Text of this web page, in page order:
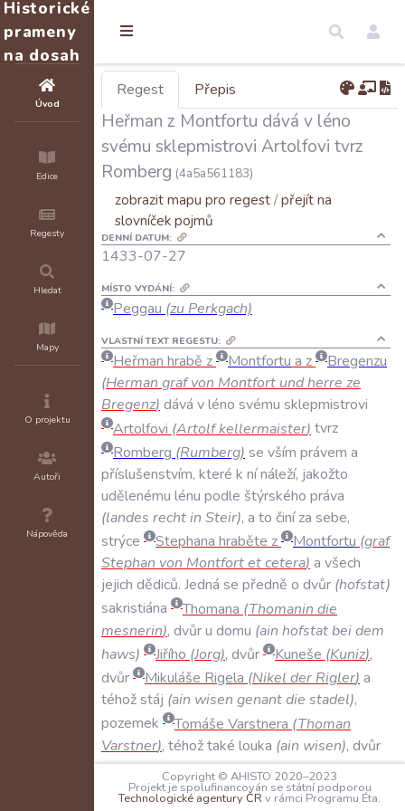
Historické
prameny
na dosah
Úvod
Edice
Regesty
Hledat
Mapy
O projektu
Autoři
Nápověda
Regest Přepis
Heřman z Montfortu dává v léno
svému sklepmistrovi Artolfovi tvrz
Romberg (4a5a561183)
zobrazit mapu pro regest/přejít na
slovníček pojmů
DENNÍ DATUM:
1433-07-27
MÍSTO VYDÁNÍ:
Peggau (zu Perkgach)
VLASTNÍ TEXT REGESTU:
Heřman hrabě z Montfortu a z
Bregenzu
(Herman graf von Montfort undherre ze
Bregenz) dává vléno svému sklepmistrovi
Artolfovi (Artolfkellermaister) tvrz
Romberg (Rumberg) se vším právem a
příslušenstvím, které k nínáleží, jakožto
udělenému lénu podle štýrského práva
(landes rechtin Steir), a to činí za sebe,
strýce
Stephana hraběte z Montfortu (graf
Stephan von Montfortetcetera) a všech
jejich dědiců. Jedná se předně o dvůr (hofstat)
sakristiána
Thomana (Thomanin die
mesnerin), dvůru domu (ain hofstatbeidem
haws) Jiřího (Jorg), dvůr Kuneše (Kuniz),
dvůr
Mikuláše Rigela (Nikel der Rigler) a
téhožstáj (ain wisen genantdie stadel),
pozemek
Tomáše Varstnera (Thoman
Varstner), téhožtaké louka (ain wisen), dvůr
BerchtoldaSteubera(BerchtoldStewber),
rombergskýstatek(diehoffzuRumberg),
Copyright © AHISTO 2020–2023
Projekt je spolufinancován se státní podporou
Technologické agentury ČR v rámci Programu Éta.